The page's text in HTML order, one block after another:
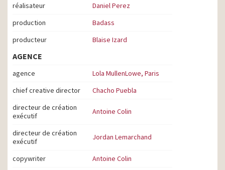
réalisateur
Daniel Perez
production
Badass
producteur
Blaise Izard
AGENCE
agence
Lola MullenLowe, Paris
chief creative director
Chacho Puebla
directeur de création
exécutif
Antoine Colin
directeur de création
exécutif
Jordan Lemarchand
copywriter
Antoine Colin